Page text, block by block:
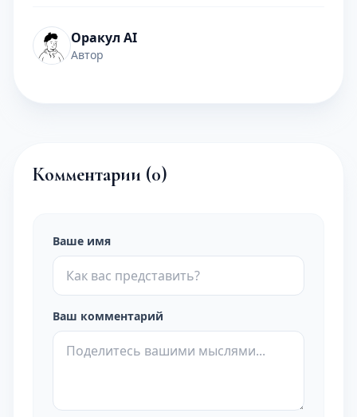
Оракул AI
Автор
Комментарии (0)
Ваше имя
Ваш комментарий